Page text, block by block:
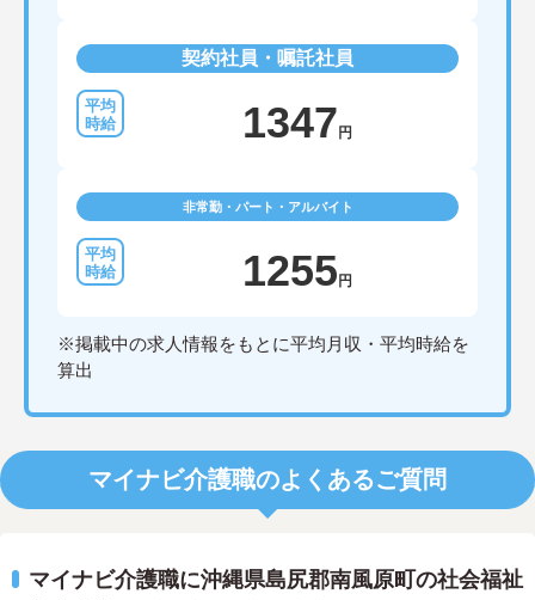
契約社員・嘱託社員
1347 円
非常勤・パート・アルバイト
1255 円
※掲載中の求人情報をもとに平均月収・平均時給を
算出
マイナビ介護職のよくあるご質問
マイナビ介護職に沖縄県島尻郡南風原町の社会福祉